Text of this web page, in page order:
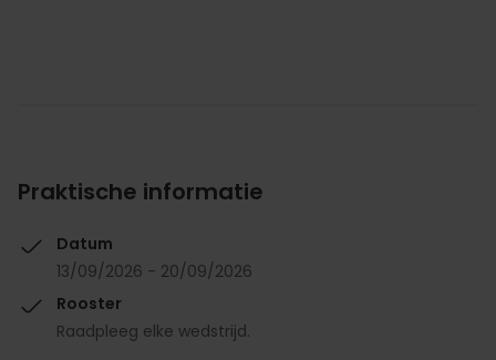
Praktische informatie
Datum
13/09/2026 - 20/09/2026
Rooster
Raadpleeg elke wedstrijd.